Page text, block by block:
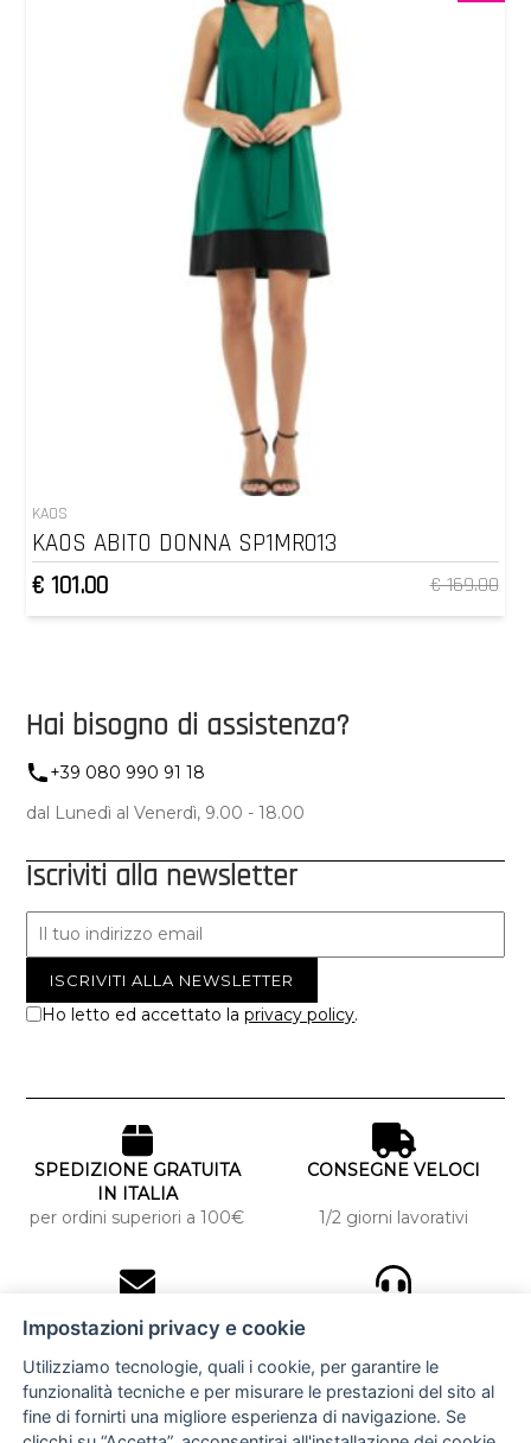
KAOS
KAOS ABITO DONNA SP1MR013
€ 101.00
€ 169.00
Hai bisogno di assistenza?
+39 080 990 91 18
dal Lunedì al Venerdì, 9.00 - 18.00
Iscriviti alla newsletter
Ho letto ed accettato laprivacy policy.
SPEDIZIONE GRATUITA
IN ITALIA
per ordini superiori a 100€
CONSEGNE VELOCI
1/2 giorni lavorativi
iscriviti alla newsletter
per tutti gli ordini
Impostazioni privacy e cookie
Utilizziamo tecnologie, quali i cookie, per garantire le
funzionalità tecniche e per misurare le prestazioni del sito al
fine di fornirti una migliore esperienza di navigazione. Se